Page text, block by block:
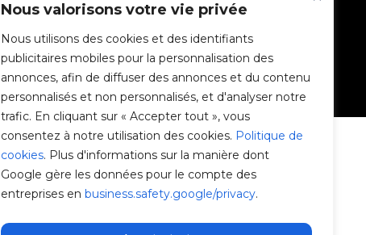
Nous valorisons votre vie privée
Nous utilisons des cookies et des identifiants
publicitaires mobiles pour la personnalisation des
annonces, afin de diffuser des annonces et du contenu
personnalisés et non personnalisés, et d'analyser notre
trafic. En cliquant sur « Accepter tout », vous
consentez à notre utilisation des cookies. Politique de
cookies. Plus d'informations sur la manière dont
Google gère les données pour le compte des
entreprises en business.safety.google/privacy.
V2C Affiliate Program